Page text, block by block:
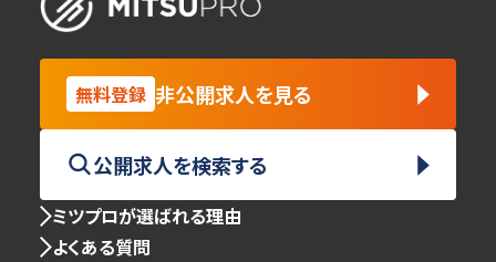
無料登録 非公開求人を見る
公開求人を検索する
ミツプロが選ばれる理由
よくある質問